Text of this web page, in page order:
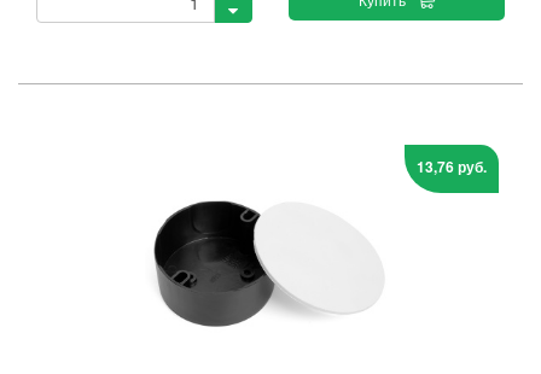
13,76 руб.